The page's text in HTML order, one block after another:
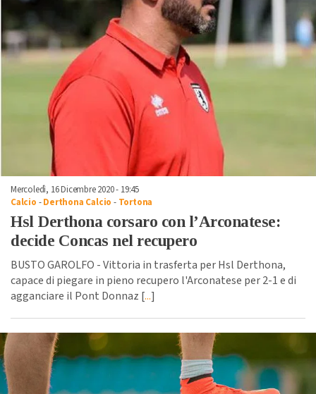
Mercoledì, 16 Dicembre 2020 - 19:45
Calcio -Derthona Calcio - Tortona
Hsl Derthona corsaro con l’Arconatese:
decide Concas nel recupero
BUSTO GAROLFO - Vittoria in trasferta per Hsl Derthona,
capace di piegare in pieno recupero l'Arconatese per 2-1 e di
agganciare il Pont Donnaz [...]